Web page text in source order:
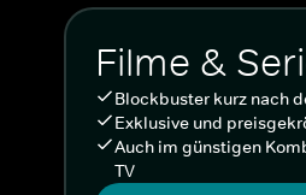
Filme &
Blockbuster kurz nach
Exklusive und
Auch im günstigen
TV